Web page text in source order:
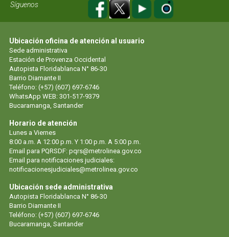
Síguenos
Ubicación oficina de atención al usuario
Sede administrativa
Estación de Provenza Occidental
Autopista Floridablanca N° 86-30
Barrio Diamante II
Teléfono: (+57) (607) 697-6746
WhatsApp WEB: 301-517-9379
Bucaramanga, Santander
Horario de atención
Lunes a Viernes
8:00 a.m. A 12:00 p.m. Y 1:00 p.m. A 5:00 p.m.
Email para PQRSDF: pqrs@metrolinea.gov.co
Email para notificaciones judiciales:
notificacionesjudiciales@metrolinea.gov.co
Ubicación sede administrativa
Autopista Floridablanca N° 86-30
Barrio Diamante II
Teléfono: (+57) (607) 697-6746
Bucaramanga, Santander